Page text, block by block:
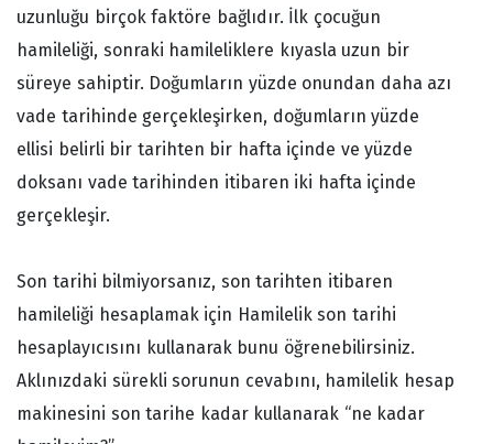
uzunluğu birçok faktöre bağlıdır. İlk çocuğun
hamileliği, sonraki hamileliklere kıyasla uzun bir
süreye sahiptir. Doğumların yüzde onundan daha azı
vade tarihinde gerçekleşirken, doğumların yüzde
ellisi belirli bir tarihten bir hafta içinde ve yüzde
doksanı vade tarihinden itibaren iki hafta içinde
gerçekleşir.
Son tarihi bilmiyorsanız, son tarihten itibaren
hamileliği hesaplamak için Hamilelik son tarihi
hesaplayıcısını kullanarak bunu öğrenebilirsiniz.
Aklınızdaki sürekli sorunun cevabını, hamilelik hesap
makinesini son tarihe kadar kullanarak “ne kadar